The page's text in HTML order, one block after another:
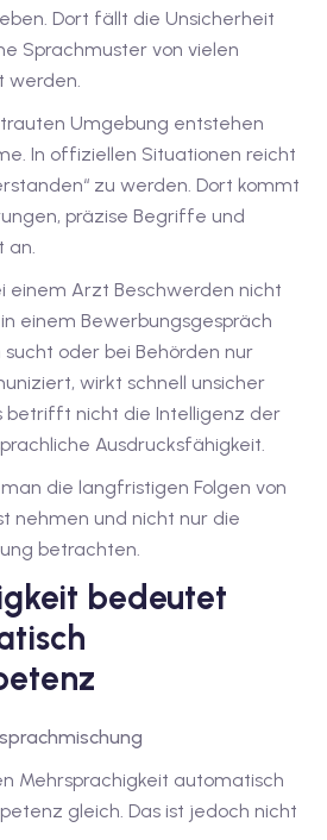
Dort fällt die Unsicherheit
Sprachmuster von vielen
werden.
Umgebung entstehen
In offiziellen Situationen reicht
zu werden. Dort kommt
präzise Begriffe und
an.
einem Arzt Beschwerden nicht
einem Bewerbungsgespräch
oder bei Behörden nur
wirkt schnell unsicher
betrifft nicht die Intelligenz der
Ausdrucksfähigkeit.
die langfristigen Folgen von
nehmen und nicht nur die
betrachten.
bedeutet
Mehrsprachigkeit automatisch
gleich. Das ist jedoch nicht